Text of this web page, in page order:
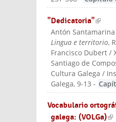
"Dedicatoria"(link is
Antón
Lingua e territorio,
Francisco Dubert /
Santiago de
Cultura Galega /
Galega, 9-13 -
Vocabulario
galega: (VOLGa)